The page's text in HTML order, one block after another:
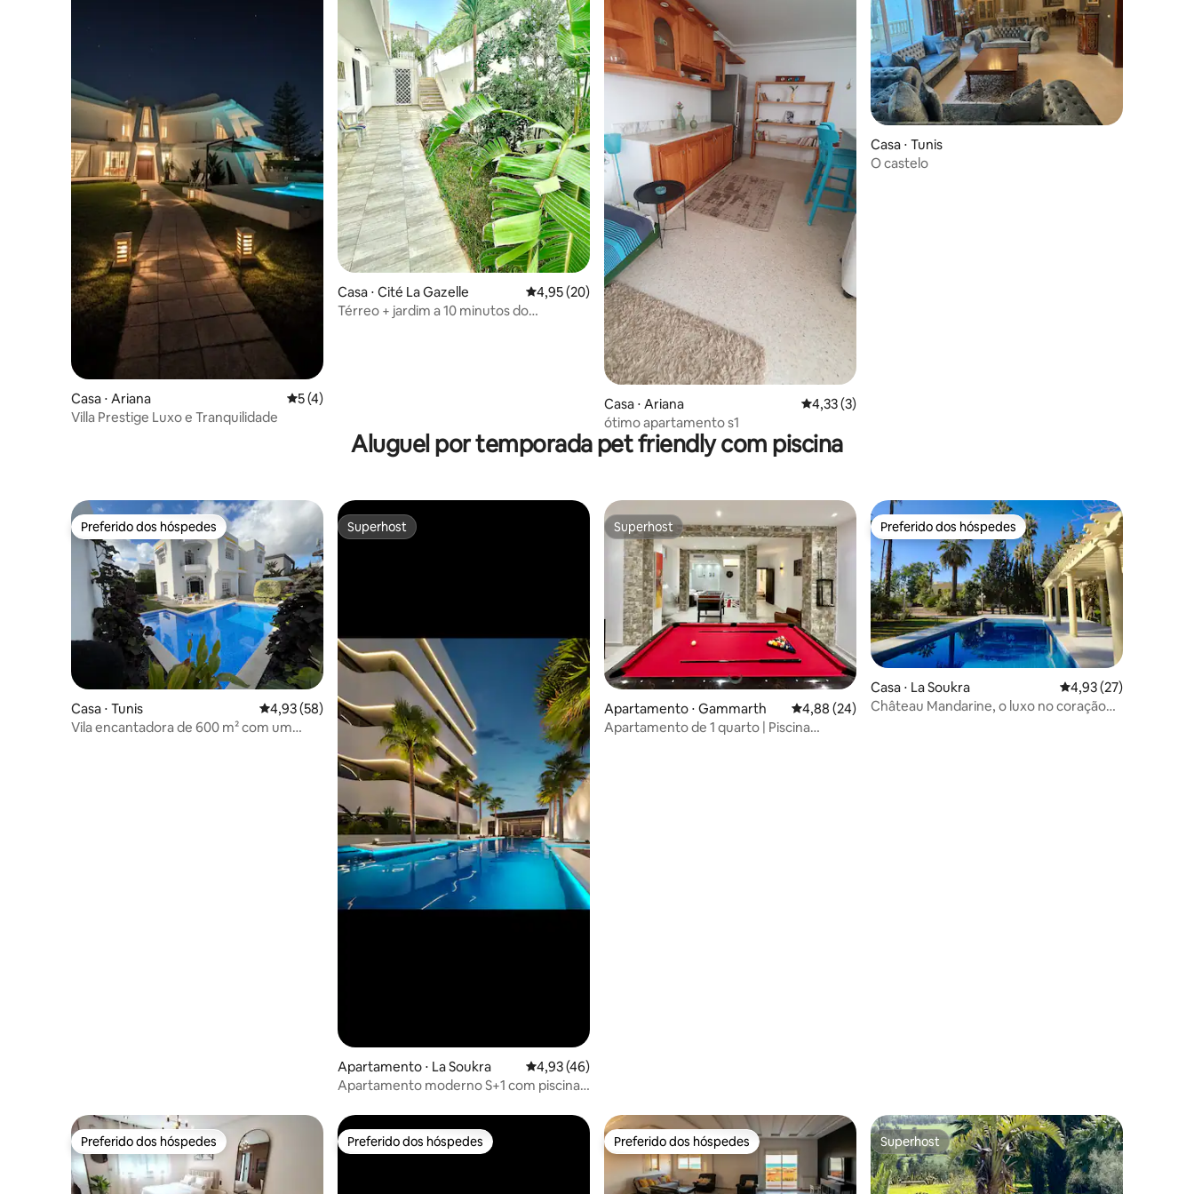
Casa ⋅ Ariana 5 de uma avaliação média de 5, 4 avaliações
5 (4)
Villa Prestige Luxo e Tranquilidade
Casa ⋅ Cité La Gazelle 4,95 de uma avaliação média de 5, 20 avaliações
4,95 (20)
Térreo + jardim a 10 minutos do
Casa ⋅ Ariana 4,33 de uma avaliação média de 5, 3 avaliações
4,33 (3)
ótimo apartamento s1
Casa ⋅ Tunis
O castelo
Aluguel por temporada pet friendly com piscina
Preferido dos hóspedes
Preferido dos hóspedes
Casa ⋅ Tunis 4,93 de uma avaliação média de 5, 58 avaliações
4,93 (58)
Vila encantadora de 600 m² com um
Superhost
Superhost
Apartamento ⋅ La Soukra 4,93 de uma avaliação média de 5, 46 avaliações
4,93 (46)
Apartamento moderno S+1 com piscina
Superhost
Superhost
Apartamento ⋅ Gammarth 4,88 de uma avaliação média de 5, 24 avaliações
4,88 (24)
Apartamento de 1 quarto | Piscina
Preferido dos hóspedes
Preferido dos hóspedes
Casa ⋅ La Soukra 4,93 de uma
4,93 (27)
Château Mandarine, o luxo no coração
Preferido dos hóspedes
Preferido dos hóspedes Preferido dos hóspedes
Preferido dos hóspedes Preferido dos hóspedes
Preferido dos hóspedes Superhost
Superhost